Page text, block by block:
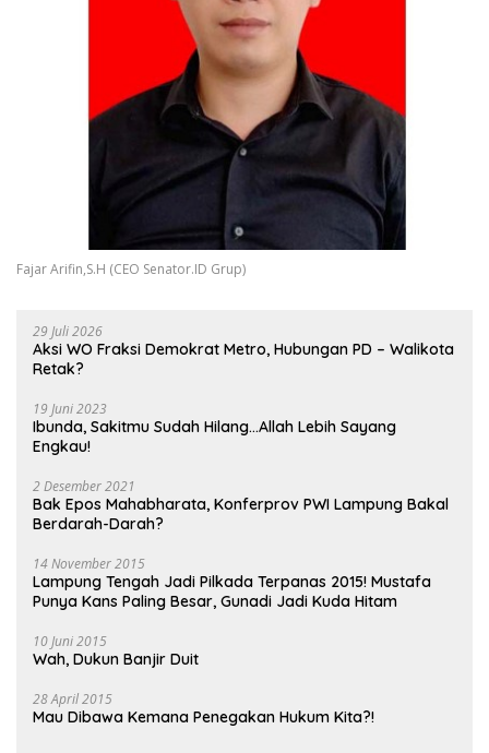
Fajar Arifin,S.H (CEO Senator.ID Grup)
29 Juli 2026
Aksi WO Fraksi Demokrat Metro, Hubungan PD – Walikota
Retak?
19 Juni 2023
Ibunda, Sakitmu Sudah Hilang…Allah Lebih Sayang
Engkau!
2 Desember 2021
Bak Epos Mahabharata, Konferprov PWI Lampung Bakal
Berdarah-Darah?
14 November 2015
Lampung Tengah Jadi Pilkada Terpanas 2015! Mustafa
Punya Kans Paling Besar, Gunadi Jadi Kuda Hitam
10 Juni 2015
Wah, Dukun Banjir Duit
28 April 2015
Mau Dibawa Kemana Penegakan Hukum Kita?!